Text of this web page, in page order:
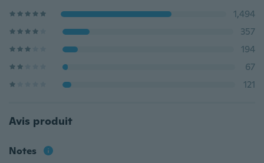
1,494
357
194
67
121
Avis produit
Notes